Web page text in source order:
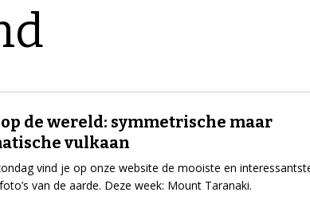
de wereld: symmetrische maar
vulkaan
vind je op onze website de mooiste en
van de aarde. Deze week: Mount Taranaki.